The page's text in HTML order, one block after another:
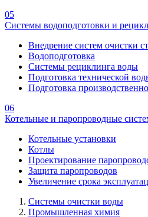
05
Системы водоподготовки и
Внедрение систем очистки
Водоподготовка
Системы рециклинга воды
Подготовка технической
Подготовка
06
Котельные и паропроводные
Котельные установки
Котлы
Проектирование
Защита паропроводов
Увеличение срока
Системы очистки воды
Промышленная химия